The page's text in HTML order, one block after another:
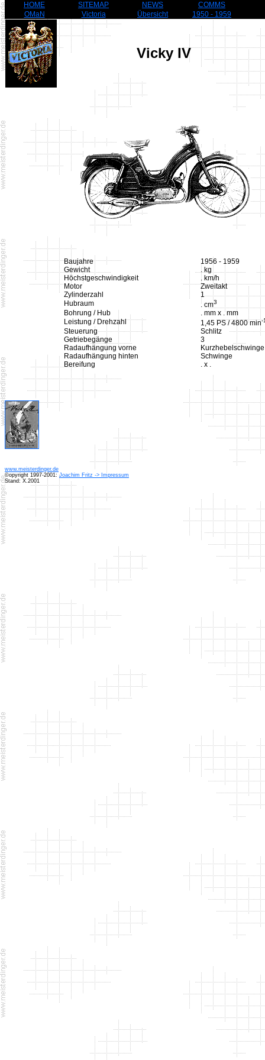
HOME SITEMAP NEWS
COMMS
OMaN
Victoria Übersicht 1950 - 1959
Vicky IV
Baujahre
1956 - 1959
Gewicht
. kg
Höchstgeschwindigkeit
. km/h
Motor
Zweitakt
Zylinderzahl
1
Hubraum
. cm3
Bohrung / Hub
. mm x . mm
Leistung / Drehzahl
1,45 PS / 4800 min-
Steuerung
Schlitz
Getriebegänge
3
Radaufhängung vorne
Kurzhebelschwinge
Radaufhängung hinten
Schwinge
Bereifung
. x .
www.meisterdinger.de
©opyright 1997-2001: Joachim Fritz -> Impressum
Stand: X.2001